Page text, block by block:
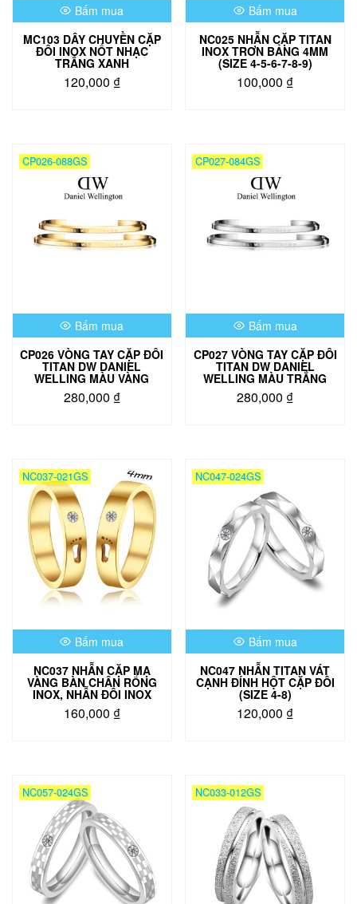
Bấm mua
MC103 DÂY CHUYỀN CẶP
ĐÔI INOX NỐT NHẠC
TRẮNG XANH
120,000 ₫
Bấm mua
NC025 NHẪN CẶP TITAN
INOX TRƠN BẢNG 4MM
(SIZE 4-5-6-7-8-9)
100,000 ₫
biến
thể.
tùy
chọn
chọn
trên
sản
phẩm
CP026-088GS
Bấm mua
CP026 VÒNG TAY CẶP ĐÔI
TITAN DW DANIEL
WELLING MÀU VÀNG
280,000 ₫
CP027-084GS
Bấm mua
CP027 VÒNG TAY CẶP ĐÔI
TITAN DW DANIEL
WELLING MÀU TRẮNG
280,000 ₫
NC037-021GS
Bấm mua
NC037 NHẪN CẶP MẠ
VÀNG BÀN CHÂN RỔNG
INOX, NHẪN ĐÔI INOX
160,000 ₫
biến
thể.
Các
tùy
chọn
NC047-024GS
Bấm mua
NC047 NHẪN TITAN VÁT
CẠNH ĐÍNH HỘT CẶP ĐÔI
(SIZE 4-8)
120,000 ₫
biến
thể.
Các
tùy
chọn
có
NC057-024GS NC033-012GS